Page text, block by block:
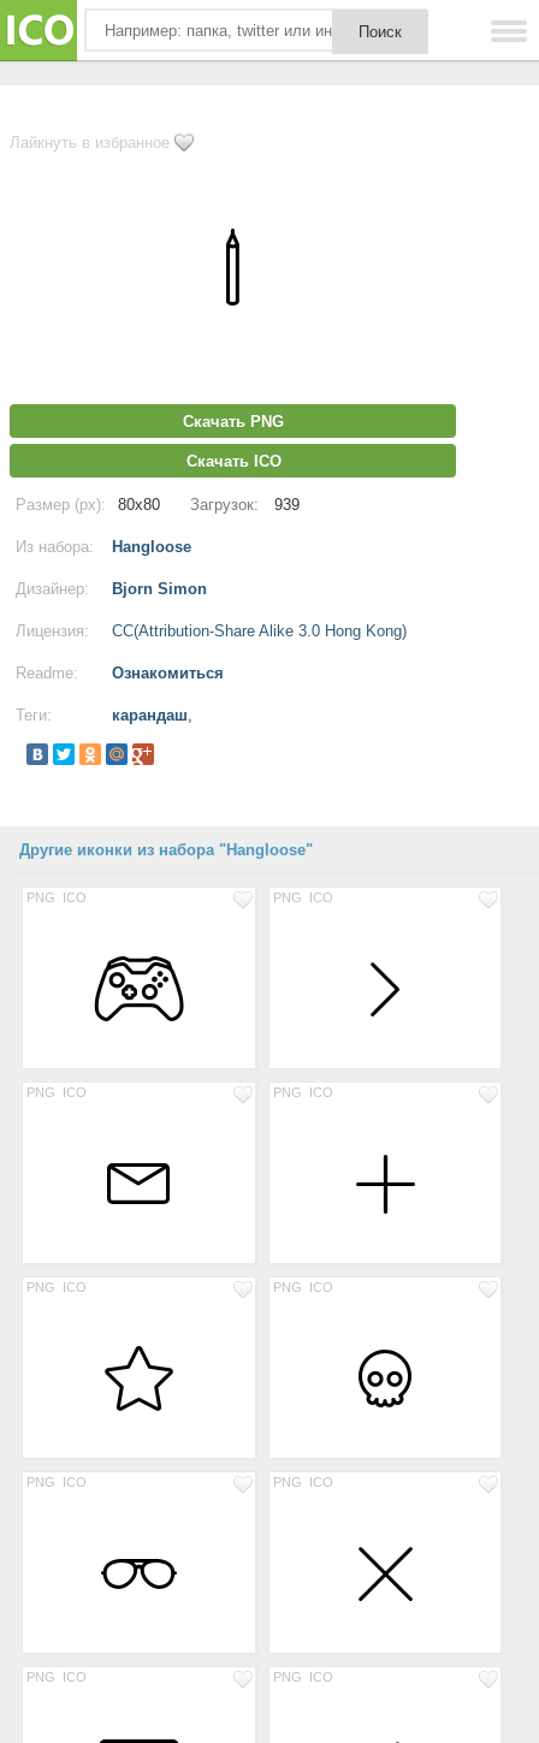
Лайкнуть в избранное
Скачать PNG
Скачать ICO
Размер (px): 80x80 Загрузок: 939
Из набора: Hangloose
Дизайнер: Bjorn Simon
Лицензия: CC(Attribution-Share Alike 3.0 Hong Kong)
Readme: Ознакомиться
Теги: карандаш,
Другие иконки из набора "Hangloose"
PNG ICO PNG ICO
PNG ICO PNG ICO
PNG ICO PNG ICO
PNG ICO PNG ICO
PNG ICO PNG ICO